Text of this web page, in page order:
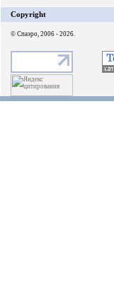
Copyright
© Спаэро, 2006 - 2026.